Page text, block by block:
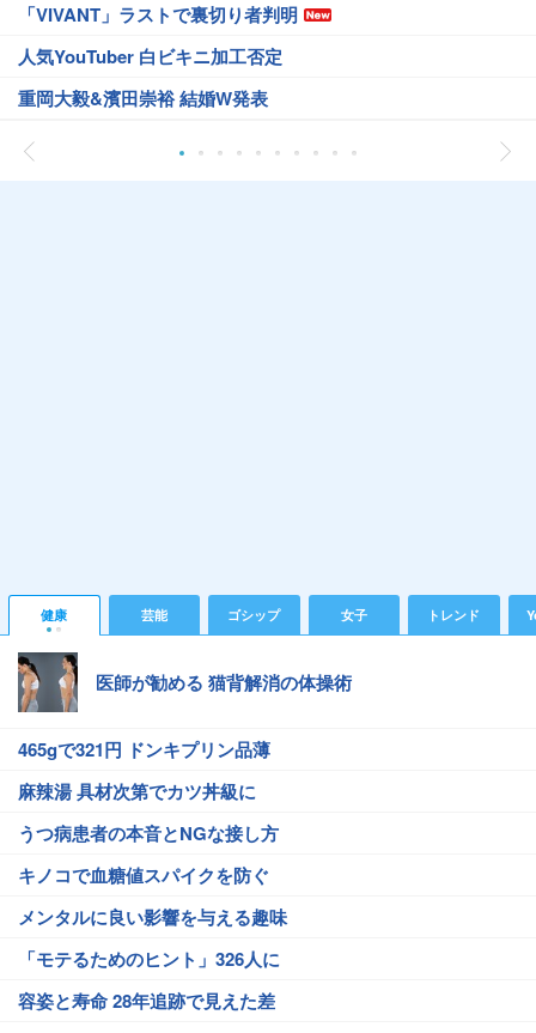
「VIVANT」ラストで裏切り者判明
人気YouTuber 白ビキニ加工否定
重岡大毅&濱田崇裕 結婚W発表
健康 芸能 ゴシップ 女子 トレンド
医師が勧める 猫背解消の体操術
465gで321円 ドンキプリン品薄
麻辣湯 具材次第でカツ丼級に
うつ病患者の本音とNGな接し方
キノコで血糖値スパイクを防ぐ
メンタルに良い影響を与える趣味
「モテるためのヒント」326人に
容姿と寿命 28年追跡で見えた差